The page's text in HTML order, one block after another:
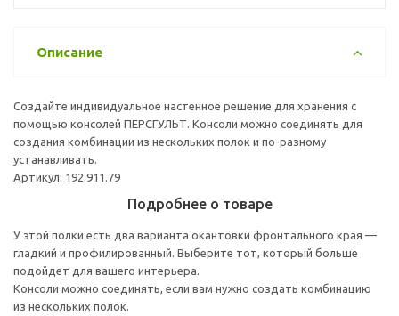
Описание
Создайте индивидуальное настенное решение для хранения с
помощью консолей ПЕРСГУЛЬТ. Консоли можно соединять для
создания комбинации из нескольких полок и по-разному
устанавливать.
Артикул: 192.911.79
Подробнее о товаре
У этой полки есть два варианта окантовки фронтального края —
гладкий и профилированный. Выберите тот, который больше
подойдет для вашего интерьера.
Консоли можно соединять, если вам нужно создать комбинацию
из нескольких полок.